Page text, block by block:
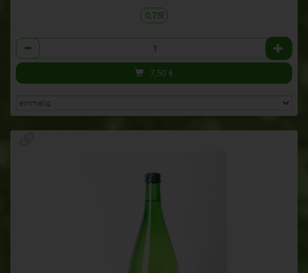
0,75l
Anzahl
7,50 €